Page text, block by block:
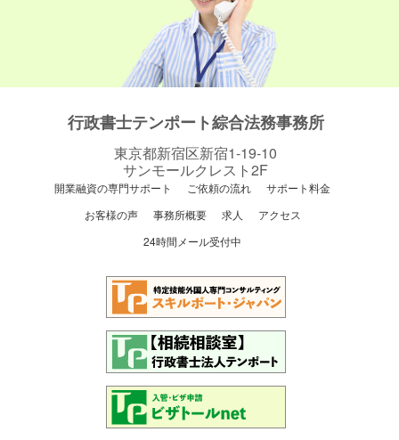
行政書士テンポート綜合法務事務所
東京都新宿区新宿1-19-10
サンモールクレスト2F
開業融資の専門サポート ご依頼の流れ
サポート料金
お客様の声
事務所概要 求人
アクセス
24時間メール受付中